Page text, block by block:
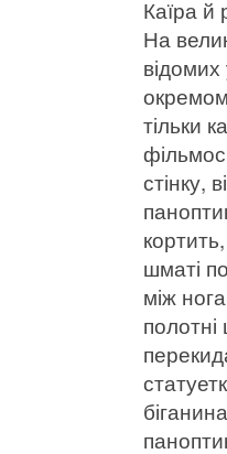
Каїра й
На
тільки
стінку,
шматі
між